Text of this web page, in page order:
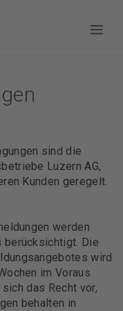
sind die
Luzern AG,
Kunden geregelt.
werden
berücksichtigt. Die
wird
im Voraus
das Recht vor,
behalten in